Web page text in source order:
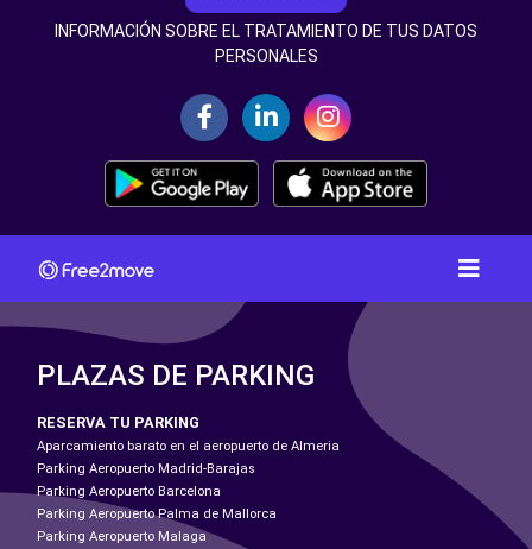
INFORMACIÓN SOBRE EL TRATAMIENTO DE TUS DATOS
PERSONALES
PLAZAS DE PARKING
RESERVA TU PARKING
Aparcamiento barato en el aeropuerto de Almeria
Parking Aeropuerto Madrid-Barajas
Parking Aeropuerto Barcelona
Parking Aeropuerto Palma de Mallorca
Parking Aeropuerto Malaga